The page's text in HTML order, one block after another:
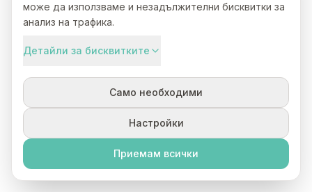
може да използваме и незадължителни бисквитки за
анализ на трафика.
Детайли за бисквитките
Само необходими
Настройки
Приемам всички